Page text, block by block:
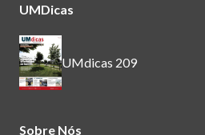
UMDicas
UMdicas 209
Sobre Nós